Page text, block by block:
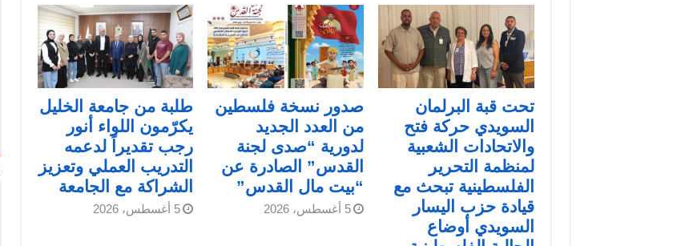
تحت قبة البرلمان
السويدي حركة فتح
والاتحادات الشعبية
لمنظمة التحرير
الفلسطينية تبحث مع
قيادة حزب اليسار
السويدي أوضاع
صدور نسخة فلسطين
من العدد الجديد
لدورية “صدى لجنة
القدس” الصادرة عن
“بيت مال القدس”
5 أغسطس، 2026
طلبة من جامعة الخليل
يكرّمون اللواء أنور
رجب تقديراً لدعمه
التدريب العملي وتعزيز
الشراكة مع الجامعة
5 أغسطس، 2026